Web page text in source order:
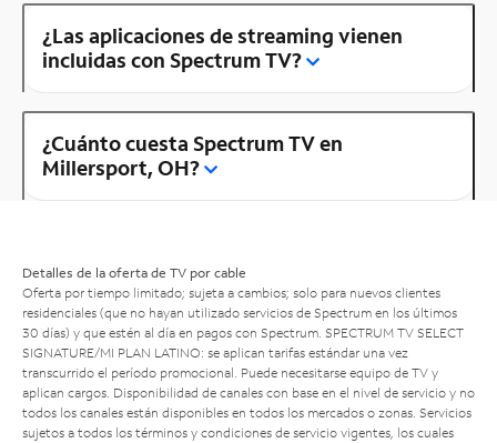
¿Las aplicaciones de streaming vienen
incluidas con Spectrum TV?
¿Cuánto cuesta Spectrum TV en
Millersport, OH?
Detalles de la oferta de TV por cable
Oferta por tiempo limitado; sujeta a cambios; solo para nuevos clientes
residenciales (que no hayan utilizado servicios de Spectrum en los últimos
30 días) y que estén al día en pagos con Spectrum. SPECTRUM TV SELECT
SIGNATURE/MI PLAN LATINO: se aplican tarifas estándar una vez
transcurrido el período promocional. Puede necesitarse equipo de TV y
aplican cargos. Disponibilidad de canales con base en el nivel de servicio y no
todos los canales están disponibles en todos los mercados o zonas. Servicios
sujetos a todos los términos y condiciones de servicio vigentes, los cuales